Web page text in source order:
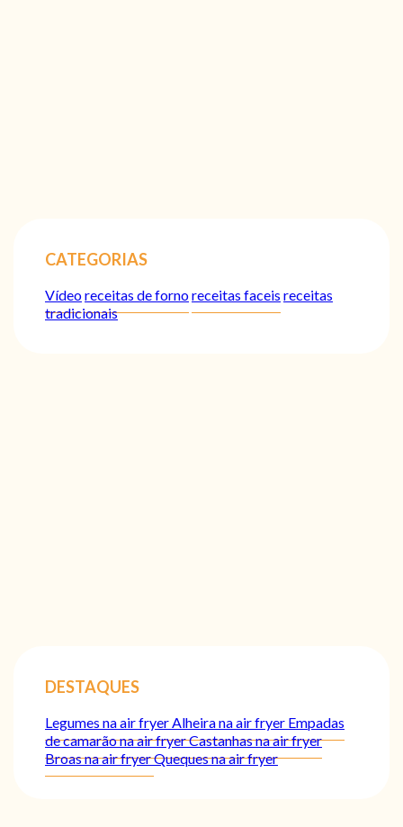
CATEGORIAS
Vídeoreceitas de fornoreceitas faceis receitas
tradicionais
DESTAQUES
Legumes na air fryer Alheira na air fryer Empadas
de camarão na air fryerCastanhas na air fryer
Broas na air fryerQueques na air fryer